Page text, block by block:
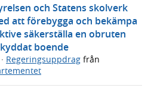
och Statens skolverk
att förebygga och bekämpa
säkerställa en obruten
boende
· Regeringsuppdrag från